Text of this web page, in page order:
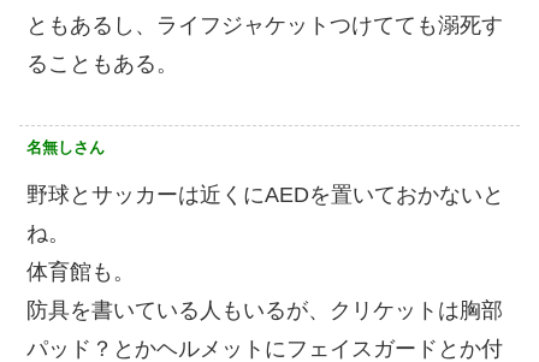
ともあるし、ライフジャケットつけてても溺死す
ることもある。
名無しさん
野球とサッカーは近くにAEDを置いておかないと
ね。
体育館も。
防具を書いている人もいるが、クリケットは胸部
パッド？とかヘルメットにフェイスガードとか付